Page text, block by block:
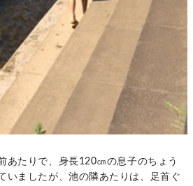
あたりで、身長120㎝の息子のちょう
いましたが、池の隣あたりは、足首ぐ